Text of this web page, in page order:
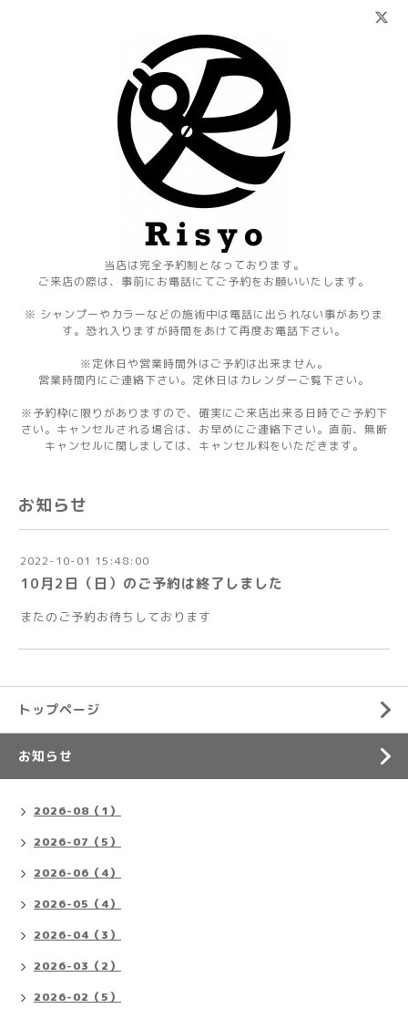
当店は完全予約制となっております。
ご来店の際は、事前にお電話にてご予約をお願いいたします。
※ シャンプーやカラーなどの施術中は電話に出られない事がありま
す。恐れ入りますが時間をあけて再度お電話下さい。
※定休日や営業時間外はご予約は出来ません。
営業時間内にご連絡下さい。定休日はカレンダーご覧下さい。
※予約枠に限りがありますので、確実にご来店出来る日時でご予約下
さい。キャンセルされる場合は、お早めにご連絡下さい。直前、無断
キャンセルに関しましては、キャンセル料をいただきます。
お知らせ
2022-10-01 15:48:00
10月2日（日）のご予約は終了しました
またのご予約お待ちしております
トップページ
お知らせ
2026-08（1）
2026-07（5）
2026-06（4）
2026-05（4）
2026-04（3）
2026-03（2）
2026-02（5）